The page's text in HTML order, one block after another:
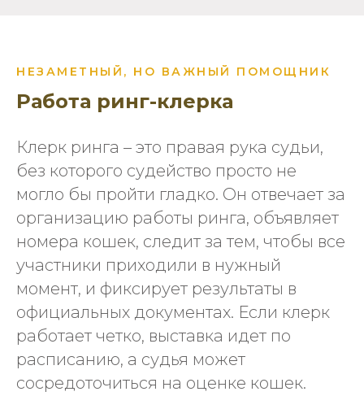
НЕЗАМЕТНЫЙ, НО ВАЖНЫЙ ПОМОЩНИК
Работа ринг-клерка
Клерк ринга – это правая рука судьи,
без которого судейство просто не
могло бы пройти гладко. Он отвечает за
организацию работы ринга, объявляет
номера кошек, следит за тем, чтобы все
участники приходили в нужный
момент, и фиксирует результаты в
официальных документах. Если клерк
работает четко, выставка идет по
расписанию, а судья может
сосредоточиться на оценке кошек.